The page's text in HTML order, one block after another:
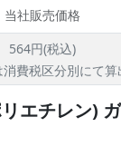
当社販売価格
564円(税込)
費税区分別にて算
エチレン)